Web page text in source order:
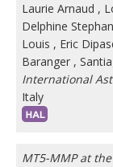
Laurie Arnaud ,
Delphine Stephan
Louis , Eric
Baranger ,
International
Italy
MT5-MMP at